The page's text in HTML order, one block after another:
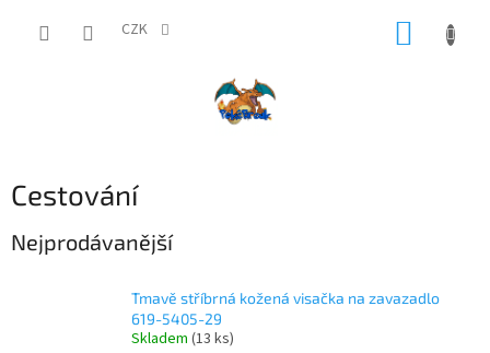
CZK
Cestování
Nejprodávanější
Tmavě stříbrná kožená visačka na zavazadlo
619-5405-29
Skladem (13 ks)